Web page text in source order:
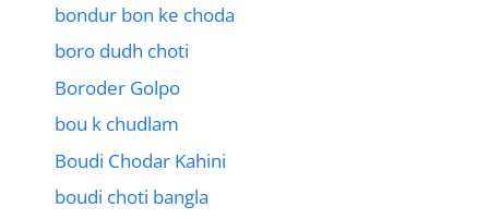
bondur bon ke choda
boro dudh choti
Boroder Golpo
bou k chudlam
Boudi Chodar Kahini
boudi choti bangla